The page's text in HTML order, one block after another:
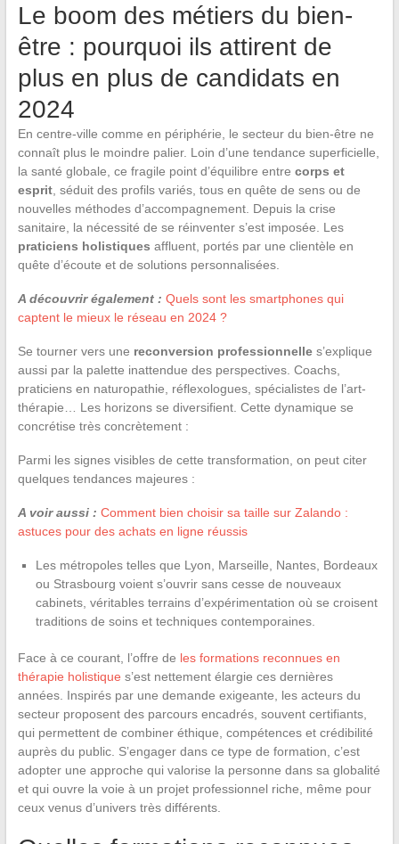
Le boom des métiers du bien-
être : pourquoi ils attirent de
plus en plus de candidats en
2024
En centre-ville comme en périphérie, le secteur du bien-être ne
connaît plus le moindre palier. Loin d’une tendance superficielle,
la santé globale, ce fragile point d’équilibre entre corps et
esprit, séduit des profils variés, tous en quête de sens ou de
nouvelles méthodes d’accompagnement. Depuis la crise
sanitaire, la nécessité de se réinventer s’est imposée. Les
praticiens holistiques affluent, portés par une clientèle en
quête d’écoute et de solutions personnalisées.
A découvrir également : Quels sont les smartphones qui
captent le mieux le réseau en 2024 ?
Se tourner vers une reconversion professionnelles’explique
aussi par la palette inattendue des perspectives. Coachs,
praticiens en naturopathie, réflexologues, spécialistes de l’art-
thérapie… Les horizons se diversifient. Cette dynamique se
concrétise très concrètement :
Parmi les signes visibles de cette transformation, on peut citer
quelques tendances majeures :
A voir aussi : Comment bien choisir sa taille sur Zalando :
astuces pour des achats en ligne réussis
Les métropoles telles que Lyon, Marseille, Nantes, Bordeaux
ou Strasbourg voient s’ouvrir sans cesse de nouveaux
cabinets, véritables terrains d’expérimentation où se croisent
traditions de soins et techniques contemporaines.
Face à ce courant, l’offre de les formations reconnues en
thérapie holistique s’est nettement élargie ces dernières
années. Inspirés par une demande exigeante, les acteurs du
secteur proposent des parcours encadrés, souvent certifiants,
qui permettent de combiner éthique, compétences et crédibilité
auprès du public. S’engager dans ce type de formation, c’est
adopter une approche qui valorise la personne dans sa globalité
et qui ouvre la voie à un projet professionnel riche, même pour
ceux venus d’univers très différents.